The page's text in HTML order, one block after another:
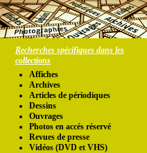
Recherches spécifiques dans les
collections
Affiches
Archives
Articles de périodiques
Dessins
Ouvrages
Photos en accés réservé
Revues de presse
Vidéos (DVD et VHS)